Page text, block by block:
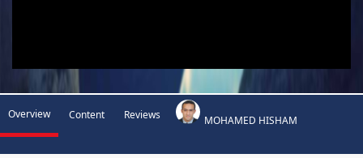
Overview Content Reviews MOHAMED HISHAM